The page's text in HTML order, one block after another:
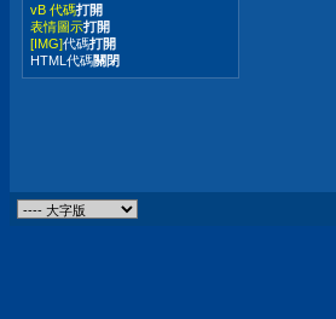
vB 代碼打開
表情圖示打開
[IMG]代碼打開
HTML代碼關閉